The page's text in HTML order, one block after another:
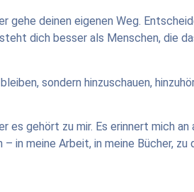
gehe deinen eigenen Weg.
dich besser als Menschen, die
sondern hinzuschauen,
es gehört zu mir. Es erinnert mich
in meine Arbeit, in meine Bücher,